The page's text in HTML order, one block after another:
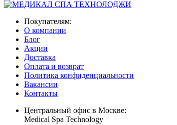
Покупателям:
О компании
Блог
Акции
Доставка
Оплата и возврат
Политика конфиденциальности
Вакансии
Контакты
Центральный офис в Москве:
Medical Spa Technology